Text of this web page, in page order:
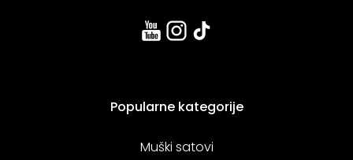
Popularne kategorije
Muški satovi